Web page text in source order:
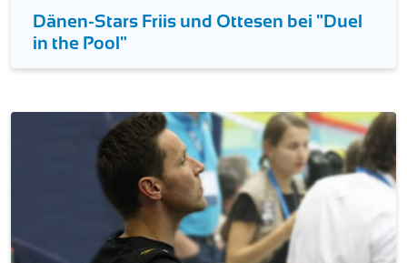
Dänen-Stars Friis und Ottesen bei "Duel
in the Pool"